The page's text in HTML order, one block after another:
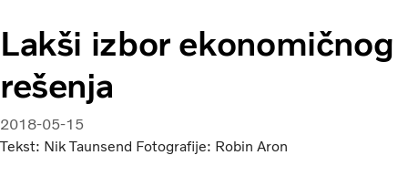
Transportna rešenja
Kamioni
Usluge
Kampanje
Dealer locator
Vesti
Lakši izbor ekonomičnog
rešenja
2018-05-15
Tekst: Nik Taunsend Fotografije: Robin Aron